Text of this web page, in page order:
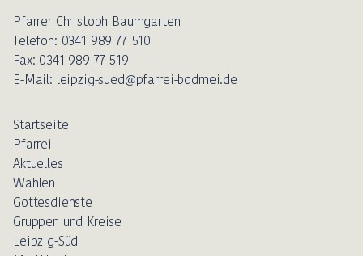
Pfarrer Christoph Baumgarten
Telefon: 0341 989 77 510
Fax: 0341 989 77 519
E-Mail: leipzig-sued@pfarrei-bddmei.de
Startseite
Pfarrei
Aktuelles
Wahlen
Gottesdienste
Gruppen und Kreise
Leipzig-Süd